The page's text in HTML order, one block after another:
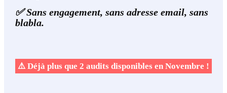
✅ Sans engagement, sans adresse email, sans
blabla.
⚠️ Déjà plus que 2 audits disponibles en Novembre !